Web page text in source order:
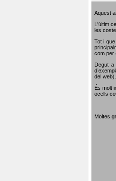
Aquest
L'últim
les
Tot i
com per
Degut
del web).
És molt
ocells
Moltes